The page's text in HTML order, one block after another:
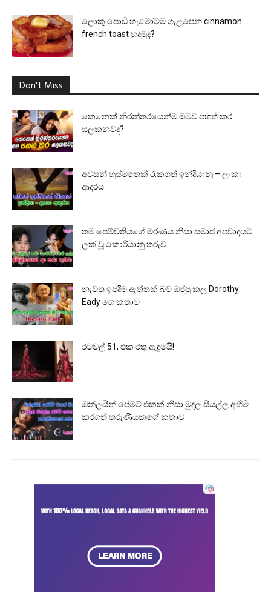
ලොකු පොඩි හැමෝටම ගැළපෙන cinnamon
french toast හදමුද?
Don't Miss
කෙනෙක් නිරන්තරයෙන්ම ඔබව පහත් කර
සලකනවද?
අවසන් හුස්මතෙක් රැකගත් ඉන්දියානු – ලංකා
ආදරය
තම පෙම්වතියගේ මරණය නිසා සමාජ අපවාදයට
ලක් වූ කොරියානු තරුව
නැවත ඉපදීම ඇත්තක් බව ඔප්පු කල Dorothy
Eady ගෙ කතාව
රටවල් 51, එක රතු ඇඳුමයි!
ඔන්ලයින් පේමට් එකක් නිසා මුදල් සියල්ල අහිමි
කරගත් තරුණියකගේ කතාව